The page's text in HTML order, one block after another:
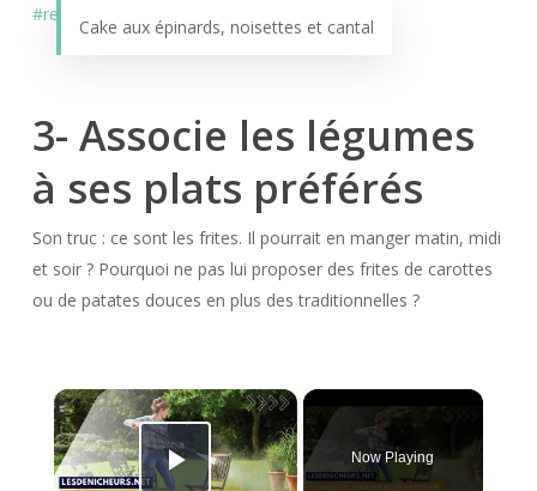
Cake aux épinards, noisettes et cantal
3- Associe les légumes
à ses plats préférés
Son truc : ce sont les frites. Il pourrait en manger matin, midi
et soir ? Pourquoi ne pas lui proposer des frites de carottes
ou de patates douces en plus des traditionnelles ?
×
Now Playing